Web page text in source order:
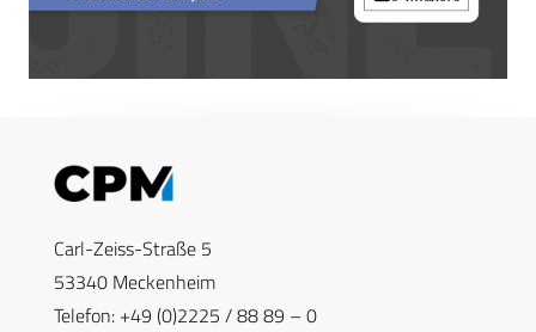
Carl-Zeiss-Straße 5
53340 Meckenheim
Telefon: +49 (0)2225 / 88 89 – 0